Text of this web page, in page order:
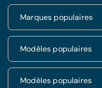
Marques populaires
Renault
Dacia
Volkswagen
Modèles populaires
Renault Clio
Modèles populaires